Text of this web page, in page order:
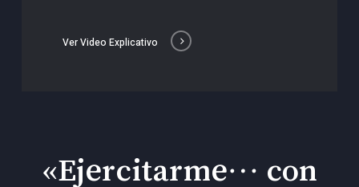
Ver Video Explicativo
«Ejercitarme… con